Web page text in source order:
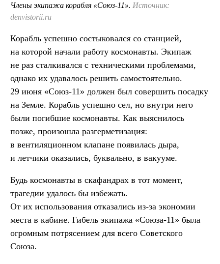
Члены экипажа корабля «Союз-11». Источник:
denvistorii.ru
Корабль успешно состыковался со станцией,
на которой начали работу космонавты. Экипаж
не раз сталкивался с техническими проблемами,
однако их удавалось решить самостоятельно.
29 июня «Союз-11» должен был совершить посадку
на Земле. Корабль успешно сел, но внутри него
были погибшие космонавты. Как выяснилось
позже, произошла разгерметизация:
в вентиляционном клапане появилась дыра,
и летчики оказались, буквально, в вакууме.
Будь космонавты в скафандрах в тот момент,
трагедии удалось бы избежать.
От их использования отказались из-за экономии
места в кабине. Гибель экипажа «Союза-11» была
огромным потрясением для всего Советского
Союза.